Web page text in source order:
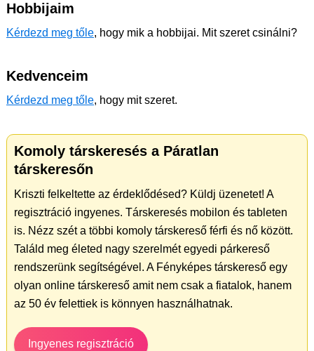
Hobbijaim
Kérdezd meg tőle, hogy mik a hobbijai. Mit szeret csinálni?
Kedvenceim
Kérdezd meg tőle, hogy mit szeret.
Komoly társkeresés a Páratlan
társkeresőn
Kriszti felkeltette az érdeklődésed? Küldj üzenetet! A
regisztráció ingyenes. Társkeresés mobilon és tableten
is. Nézz szét a többi komoly társkereső férfi és nő között.
Találd meg életed nagy szerelmét egyedi párkereső
rendszerünk segítségével. A Fényképes társkereső egy
olyan online társkereső amit nem csak a fiatalok, hanem
az 50 év felettiek is könnyen használhatnak.
Ingyenes regisztráció